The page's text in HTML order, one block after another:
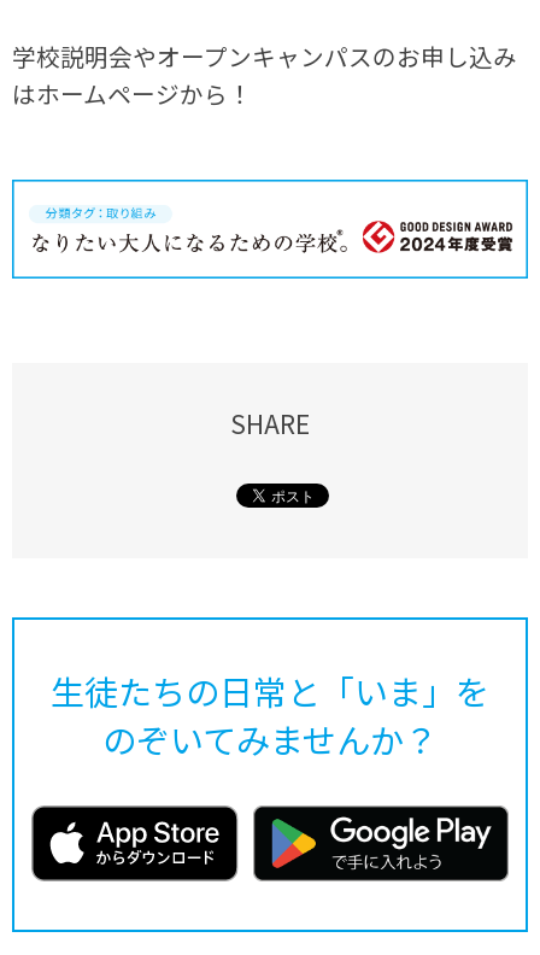
学校説明会やオープンキャンパスのお申し込み
はホームページから！
SHARE
生徒たちの日常と「いま」を
のぞいてみませんか？